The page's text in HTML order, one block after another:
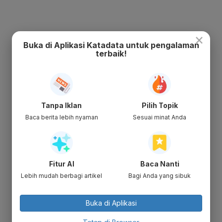
×
Buka di Aplikasi Katadata untuk pengalaman
terbaik!
Tanpa Iklan
Baca berita lebih nyaman
Pilih Topik
Sesuai minat Anda
Fitur AI
Lebih mudah berbagi artikel
Baca Nanti
Bagi Anda yang sibuk
Buka di Aplikasi